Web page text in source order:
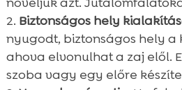
Biztonságos hely
nyugodt, biztonságos hely a
ahova elvonulhat a zaj elől.
szoba vagy egy előre